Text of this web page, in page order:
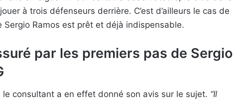
à trois défenseurs derrière. C’est d’ailleurs le cas de
Sergio Ramos est prêt et déjà indispensable.
par les premiers pas de Sergio
le consultant a en effet donné son avis sur le sujet. “Il